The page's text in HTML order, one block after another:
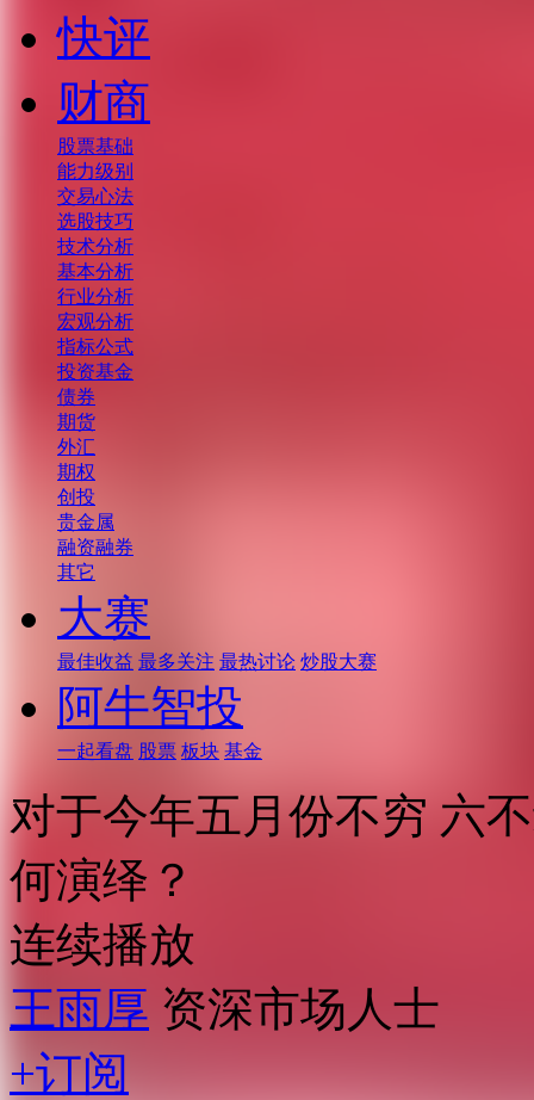
快评
财商
股票基础
能力级别
交易心法
选股技巧
技术分析
基本分析
行业分析
宏观分析
指标公式
投资基金
债券
期货
外汇
期权
创投
贵金属
融资融券
其它
大赛
最佳收益 最多关注 最热讨论 炒股大赛
阿牛智投
一起看盘 股票 板块 基金
对于今年五月份不穷 六
何演绎？
连续播放
王雨厚 资深市场人士
+订阅